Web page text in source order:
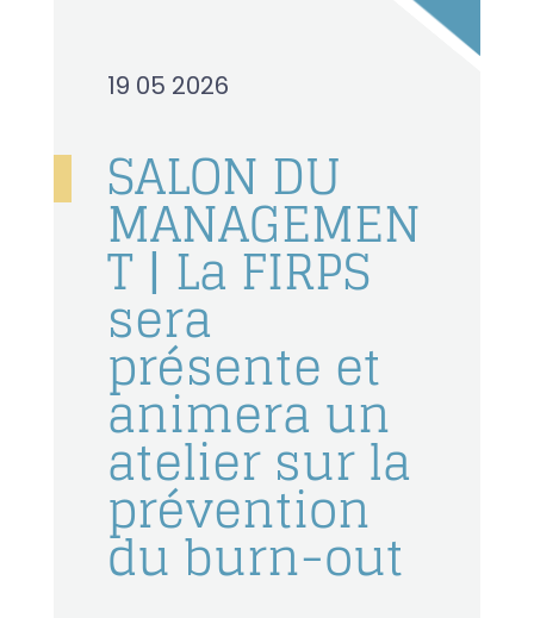
19 05 2026
SALON DU
MANAGEMEN
T | La FIRPS
sera
présente et
animera un
atelier sur la
prévention
du burn-out